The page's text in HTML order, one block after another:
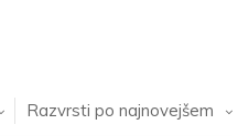
Razvrsti po najnovejšem